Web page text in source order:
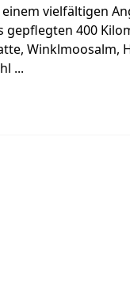
vielfältigen
gepflegten 400
Winklmoosalm,
...